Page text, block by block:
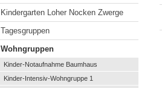
Kindergarten Loher Nocken Zwerge
Tagesgruppen
Wohngruppen
Kinder-Notaufnahme Baumhaus
Kinder-Intensiv-Wohngruppe 1